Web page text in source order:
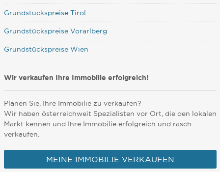
Grundstückspreise Tirol
Grundstückspreise Vorarlberg
Grundstückspreise Wien
Wir verkaufen Ihre Immobilie erfolgreich!
Planen Sie, Ihre Immobilie zu verkaufen?
Wir haben österreichweit Spezialisten vor Ort, die den lokalen
Markt kennen und Ihre Immobilie erfolgreich und rasch
verkaufen.
MEINE IMMOBILIE VERKAUFEN